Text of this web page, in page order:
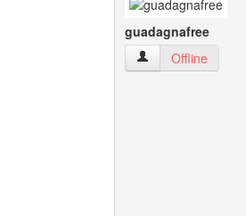
guadagnafree
guadagnafree Profilo
Offline